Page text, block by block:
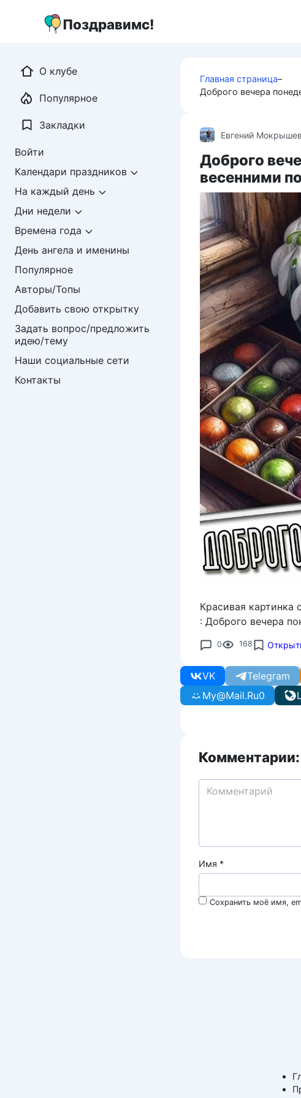
Поздравимс!
Главная страница–
Доброго вечера
Евгений Мокрышев
Доброго
весенними
Красивая
: Доброго вечера
0 168
VK Telegram
My@Mail.Ru0
Имя *
Сохранить моё имя,
О клубе
Популярное
Закладки
Войти
Календари праздников
На каждый день
Дни недели
Времена года
День ангела и именины
Популярное
Авторы/Топы
Добавить свою открытку
Задать вопрос/предложить
идею/тему
Наши социальные сети
Контакты